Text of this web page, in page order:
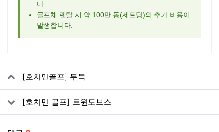
다.
골프채 렌탈 시 약 100만 동(세트당)의 추가 비용이
발생합니다.
관련자료
[호치민골프] 투득
[호치민 골프] 트윈도브스